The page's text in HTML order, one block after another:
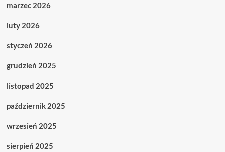
marzec 2026
luty 2026
styczeń 2026
grudzień 2025
listopad 2025
październik 2025
wrzesień 2025
sierpień 2025